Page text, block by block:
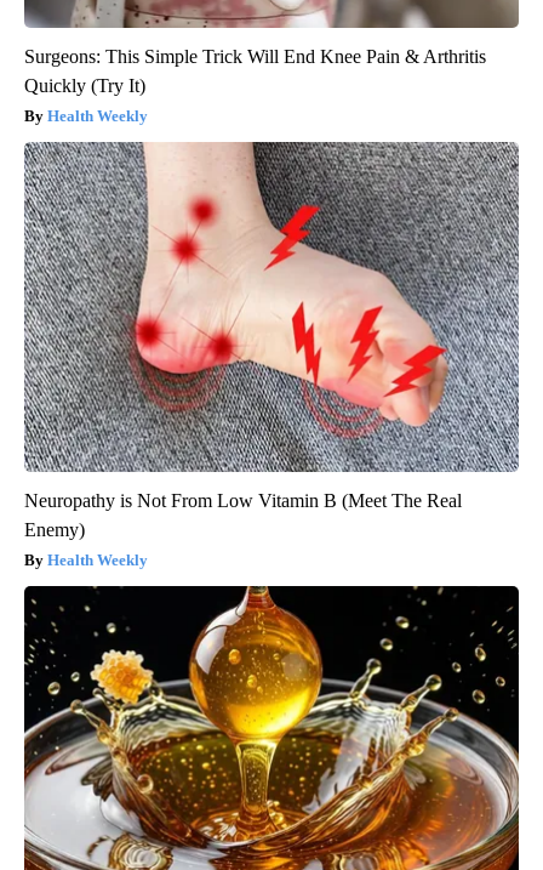
Surgeons: This Simple Trick Will End Knee Pain & Arthritis
Quickly (Try It)
Health Weekly
Neuropathy is Not From Low Vitamin B (Meet The Real
Enemy)
Health Weekly